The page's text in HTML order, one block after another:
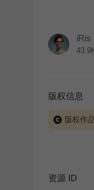
iRis
版权信息
版权作品
版权声明
条
资源 ID